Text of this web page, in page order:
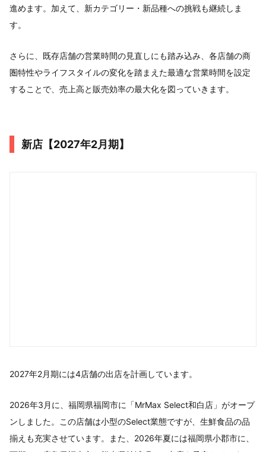
進めます。加えて、新カテゴリー・新品種への挑戦も継続しま
す。
さらに、既存店舗の営業時間の見直しにも踏み込み、各店舗の商
圏特性やライフスタイルの変化を踏まえた最適な営業時間を設定
することで、売上高と販売効率の最大化を図っていきます。
新店【2027年2月期】
2027年2月期には4店舗の出店を計画しています。
2026年3月に、福岡県福岡市に「MrMax Select和白店」がオープ
ンしました。この店舗は小型のSelect業態ですが、生鮮食品の品
揃えも充実させています。また、2026年夏には福岡県小郡市に、